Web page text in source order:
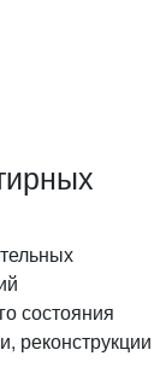
состояния
реконструкции